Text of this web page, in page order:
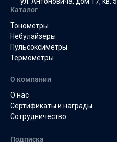
Каталог
Тонометры
Небулайзеры
Пульсоксиметры
Термометры
О компании
О нас
Сертификаты и награды
Сотрудничество
Подписка